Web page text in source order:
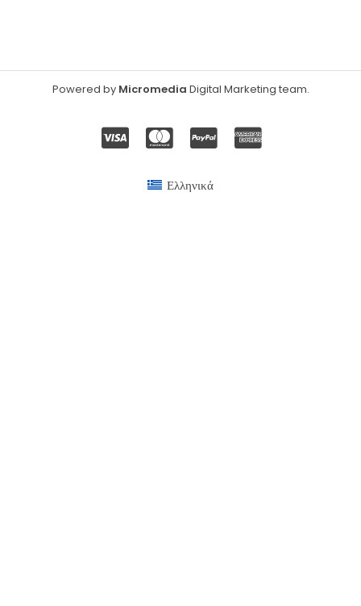
Powered by Micromedia Digital Marketing team.
Ελληνικά